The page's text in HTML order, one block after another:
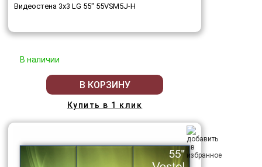
Видеостена 3x3 LG 55" 55VSM5J-H
В наличии
В КОРЗИНУ
Купить в 1 клик